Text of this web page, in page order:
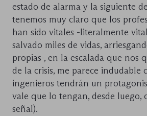
estado de alarma y la siguiente
tenemos muy claro que los
han sido vitales -literalmente
salvado miles de vidas,
propias-, en la escalada que nos
de la crisis, me parece indudable
ingenieros tendrán un
vale que lo tengan, desde luego,
señal).